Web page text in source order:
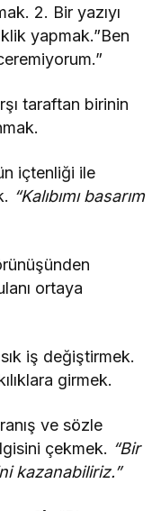
2. Bir yazıyı
yapmak.”Ben
taraftan birinin
içtenliği ile
“Kalıbımı basarım
ortaya
sık iş değiştirmek.
girmek.
ve sözle
çekmek. “Bir
kazanabiliriz.”